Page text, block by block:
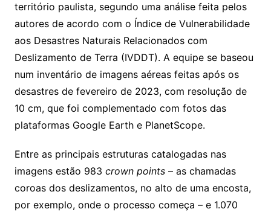
território paulista, segundo uma análise feita pelos
autores de acordo com o Índice de Vulnerabilidade
aos Desastres Naturais Relacionados com
Deslizamento de Terra (IVDDT). A equipe se baseou
num inventário de imagens aéreas feitas após os
desastres de fevereiro de 2023, com resolução de
10 cm, que foi complementado com fotos das
plataformas Google Earth e PlanetScope.
Entre as principais estruturas catalogadas nas
imagens estão 983 crown points– as chamadas
coroas dos deslizamentos, no alto de uma encosta,
por exemplo, onde o processo começa – e 1.070